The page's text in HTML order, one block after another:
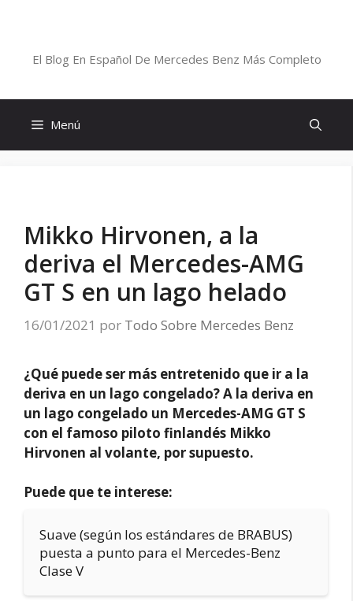
El Blog En Español De Mercedes Benz Más Completo
Menú
Mikko Hirvonen, a la
deriva el Mercedes-AMG
GT S en un lago helado
16/01/2021 por Todo Sobre Mercedes Benz
¿Qué puede ser más entretenido que ir a la
deriva en un lago congelado? A la deriva en
un lago congelado un Mercedes-AMG GT S
con el famoso piloto finlandés Mikko
Hirvonen al volante, por supuesto.
Puede que te interese:
Suave (según los estándares de BRABUS)
puesta a punto para el Mercedes-Benz
Clase V